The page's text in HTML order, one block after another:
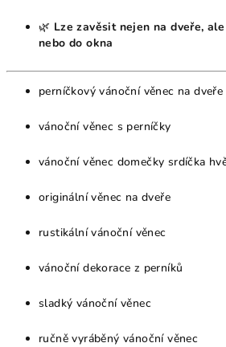
🌿 Lze zavěsit nejen na dveře,
nebo do okna
perníčkový vánoční věnec na dveře
vánoční věnec s perníčky
vánoční věnec domečky srdíčka
originální věnec na dveře
rustikální vánoční věnec
vánoční dekorace z perníků
sladký vánoční věnec
ručně vyráběný vánoční věnec